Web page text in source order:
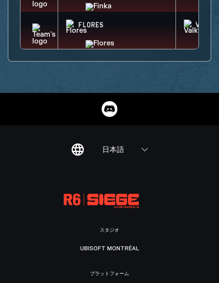
FLORES
日本語
スタジオ
UBISOFT MONTRÉAL
プラットフォーム